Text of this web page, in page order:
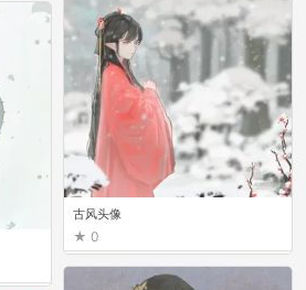
古风头像
0